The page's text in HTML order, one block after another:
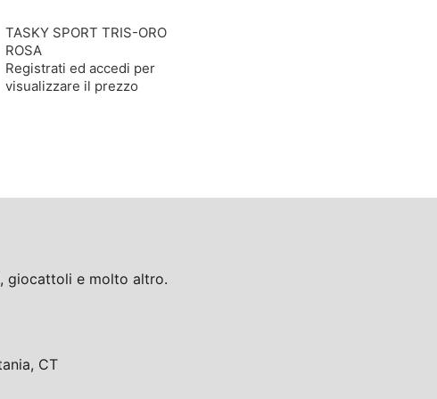
TASKY SPORT TRIS-ORO
ROSA
Registrati ed accedi per
visualizzare il prezzo
giocattoli e molto altro.
CT